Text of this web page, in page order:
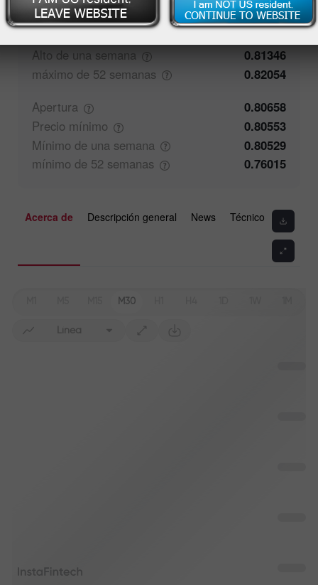
Cierre
0.80657
Alto de una semana
0.81346
máximo de 52 semanas
0.82054
Apertura
0.80658
Precio mínimo
0.80553
Mínimo de una semana
0.80529
mínimo de 52 semanas 0.76015
Acerca de Descripción general News Técnico
M30
Línea